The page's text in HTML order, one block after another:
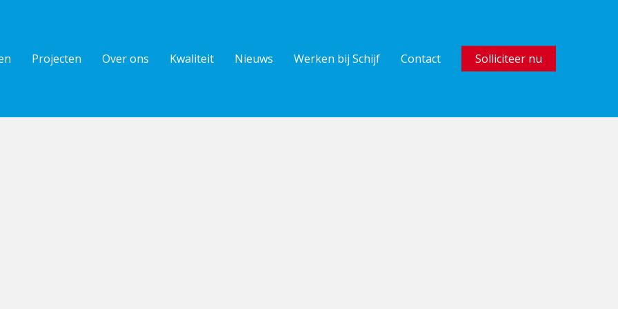
Projecten Over ons Kwaliteit Nieuws Werken bij Schijf Contact Solliciteer nu